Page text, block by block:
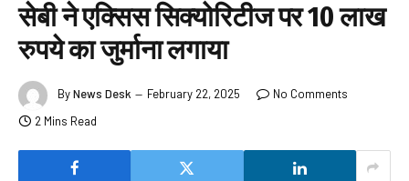
सेबी ने एक्सिस सिक्योरिटीज पर 10 लाख
रुपये का जुर्माना लगाया
ByNews Desk February 22, 2025
No Comments
2 Mins Read